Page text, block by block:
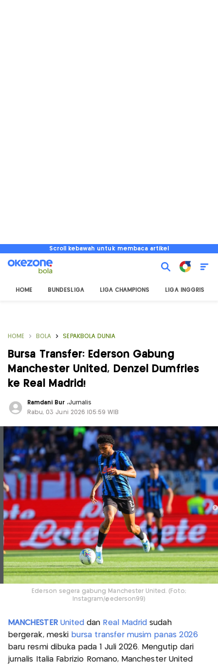
Scroll kebawah untuk membaca artikel
HOME BUNDESLIGA LIGA CHAMPIONS LIGA INGGRIS
HOME BOLA SEPAKBOLA DUNIA
Bursa Transfer: Ederson Gabung
Manchester United, Denzel Dumfries
ke Real Madrid!
Ramdani Bur ,Jurnalis
Rabu, 03 Juni 2026 |05:59 WIB
Ederson segera gabung Manchester United. (Foto;
Instagram/@ederson99)
MANCHESTER Uniteddan Real Madridsudah
bergerak, meski bursa transfer musim panas 2026
baru resmi dibuka pada 1 Juli 2026. Mengutip dari
jurnalis Italia Fabrizio Romano, Manchester United